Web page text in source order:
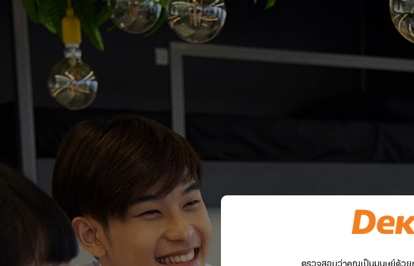
ตรวจสอบว่าคุณเป็นมนุษย์ด้วย